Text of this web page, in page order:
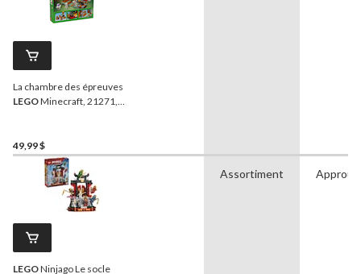
La chambre des épreuves
LEGOMinecraft, 21271,
49,99 $
LEGONinjago Le socle
Assortiment